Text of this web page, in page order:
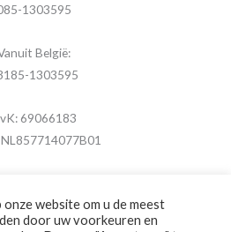
1303595
België:
1303595
69066183
website om u de meest
door uw voorkeuren en